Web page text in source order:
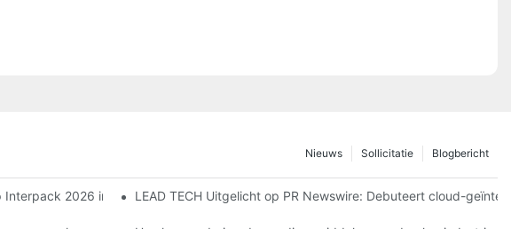
Blogbericht
Sollicitatie
Nieuws
Interpack 2026 in DüsseldorfLEAD TECH Uitgelicht op PR Newswire: Debuteert cloud-